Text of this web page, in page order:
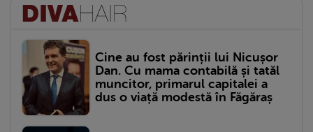
Cine au fost părinții lui Nicușor
Dan. Cu mama contabilă și tatăl
muncitor, primarul capitalei a
dus o viață modestă în Făgăraș